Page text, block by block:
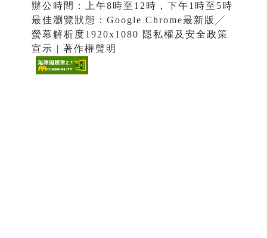
辦公時間：上午8時至12時，下午1時至5時
最佳瀏覽狀態：Google Chrome最新版╱
螢幕解析度1920x1080 隱私權及安全政策
宣示 | 著作權聲明